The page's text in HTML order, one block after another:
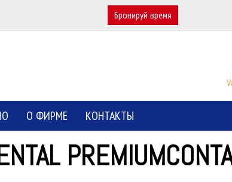
Бронируй время
О ФИРМЕ КОНТАКТЫ